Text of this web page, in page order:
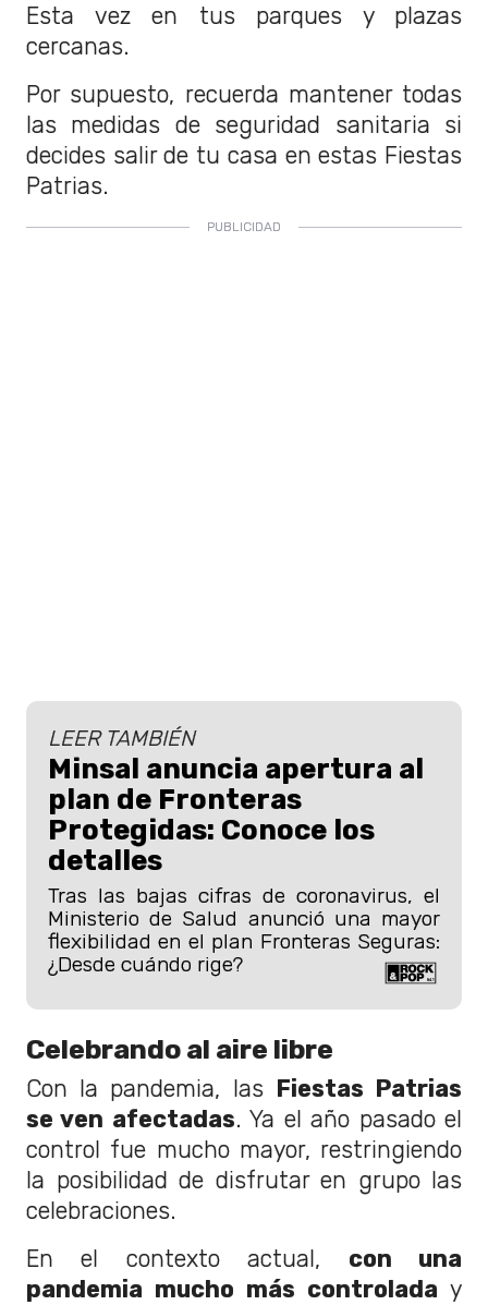
Esta vez en tus parques y plazas
cercanas.
Por supuesto, recuerda mantener todas
las medidas de seguridad sanitaria si
decides salir de tu casa en estas Fiestas
Patrias.
LEER TAMBIÉN
Minsal anuncia apertura al
plan de Fronteras
Protegidas: Conoce los
detalles
Tras las bajas cifras de coronavirus, el
Ministerio de Salud anunció una mayor
flexibilidad en el plan Fronteras Seguras:
¿Desde cuándo rige?
Celebrando al aire libre
Con la pandemia, las
Fiestas Patrias
se ven afectadas. Ya el año pasado el
control fue mucho mayor, restringiendo
la posibilidad de disfrutar en grupo las
celebraciones.
En el contexto actual, con una
pandemia mucho más controlada y